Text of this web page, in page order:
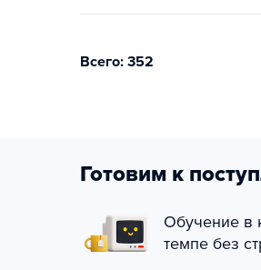
Всего: 352
Готовим к
Обучение в
темпе без